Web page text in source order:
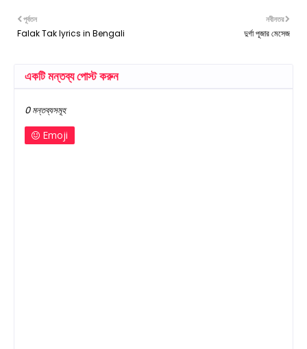
নবীনতর
দুর্গা পূজার মেসেজ
পূর্বতন
Falak Tak lyrics in Bengali
একটি মন্তব্য পোস্ট করুন
0 মন্তব্যসমূহ
Emoji